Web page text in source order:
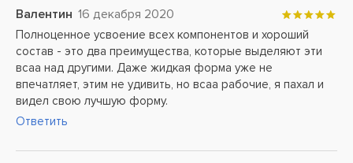
Валентин 16 декабря 2020
Полноценное усвоение всех компонентов и хороший
состав - это два преимущества, которые выделяют эти
всаа над другими. Даже жидкая форма уже не
впечатляет, этим не удивить, но всаа рабочие, я пахал и
видел свою лучшую форму.
Ответить